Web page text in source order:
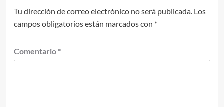
Tu dirección de correo electrónico no será publicada. Los
campos obligatorios están marcados con *
Comentario *